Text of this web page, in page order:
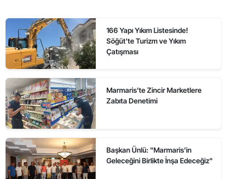
166 Yapı Yıkım Listesinde!
Söğüt'te Turizm ve Yıkım
Çatışması
Marmaris’te Zincir Marketlere
Zabıta Denetimi
Başkan Ünlü: "Marmaris’in
Geleceğini Birlikte İnşa Edeceğiz"